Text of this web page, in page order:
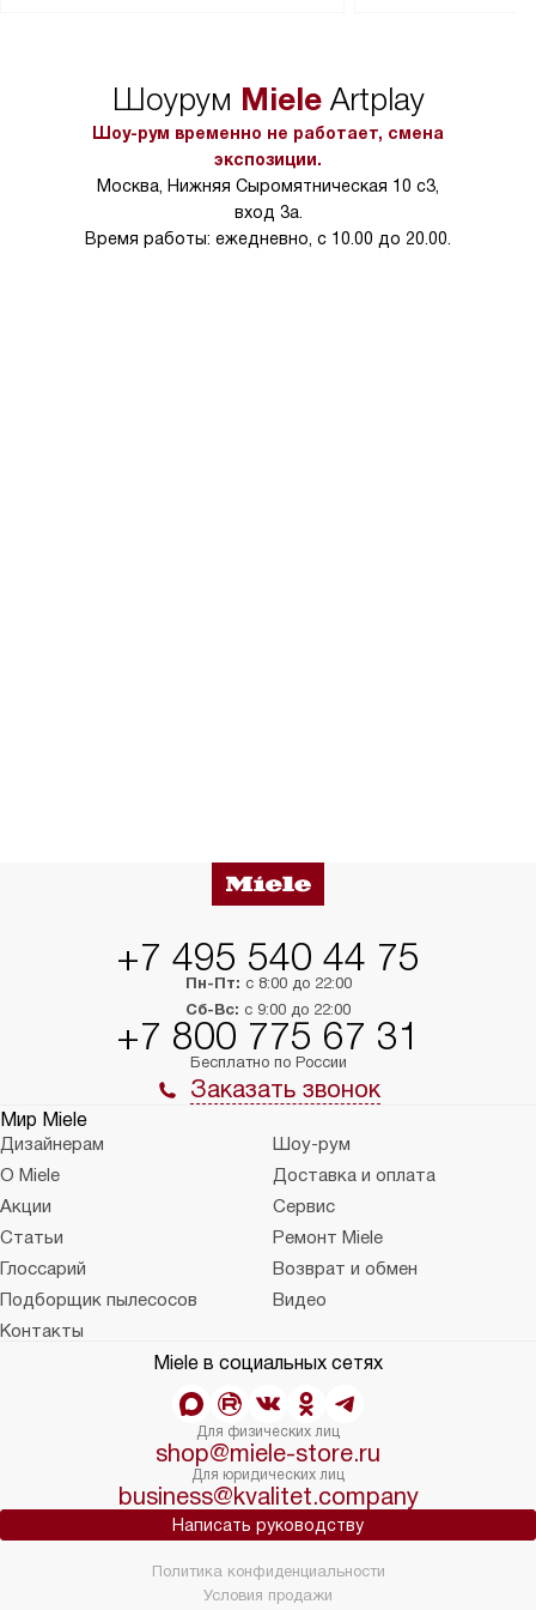
в условиях
тарифы на услуги
Шоурум MieleArtplay
Шоу-рум временно не работает, смена
экспозиции.
Москва, Нижняя Сыромятническая 10 с3,
вход 3а.
Время работы: ежедневно, с 10.00 до 20.00.
+7 495 540 44 75
Пн-Пт: с 8:00 до 22:00
Сб-Вс: с 9:00 до 22:00
+7 800 775 67 31
Бесплатно по России
Заказать звонок
Мир Miele
Дизайнерам
Шоу-рум
О Miele
Доставка и оплата
Акции
Сервис
Статьи
Ремонт Miele
Глоссарий
Возврат и обмен
Подборщик пылесосов
Видео
Контакты
Miele в социальных сетях
Для физических лиц
shop@miele-store.ru
Для юридических лиц
business@kvalitet.company
Написать руководству
Политика конфиденциальности
Условия продажи